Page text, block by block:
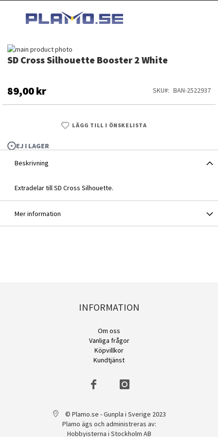
INNEHÅLLET
SD Cross Silhouette Booster 2 White
89,00 kr SKU BAN-2522937
LÄGG TILL I ÖNSKELISTA
EJ I LAGER
Hoppa
till
bildgalleriet
Hoppa
av
bildgalleriet
Beskrivning
Extradelar till SD Cross Silhouette.
Mer information
INFORMATION
Om oss
Vanliga frågor
Köpvillkor
Kundtjänst
© Plamo.se - Gunpla i Sverige 2023
Plamo ägs och administreras av:
Hobbyisterna i Stockholm AB